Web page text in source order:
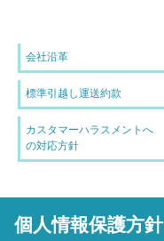
会社沿革
標準引越し運送約款
カスタマーハラスメントへ
の対応方針
個人情報保護方針